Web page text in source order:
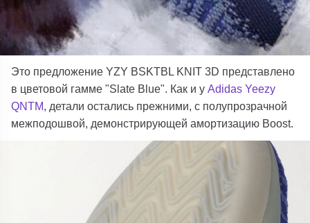
Это предложение YZY BSKTBL KNIT 3D представлено
в цветовой гамме "Slate Blue". Как и уAdidas Yeezy
QNTM, детали остались прежними, с полупрозрачной
межподошвой, демонстрирующей амортизацию Boost.